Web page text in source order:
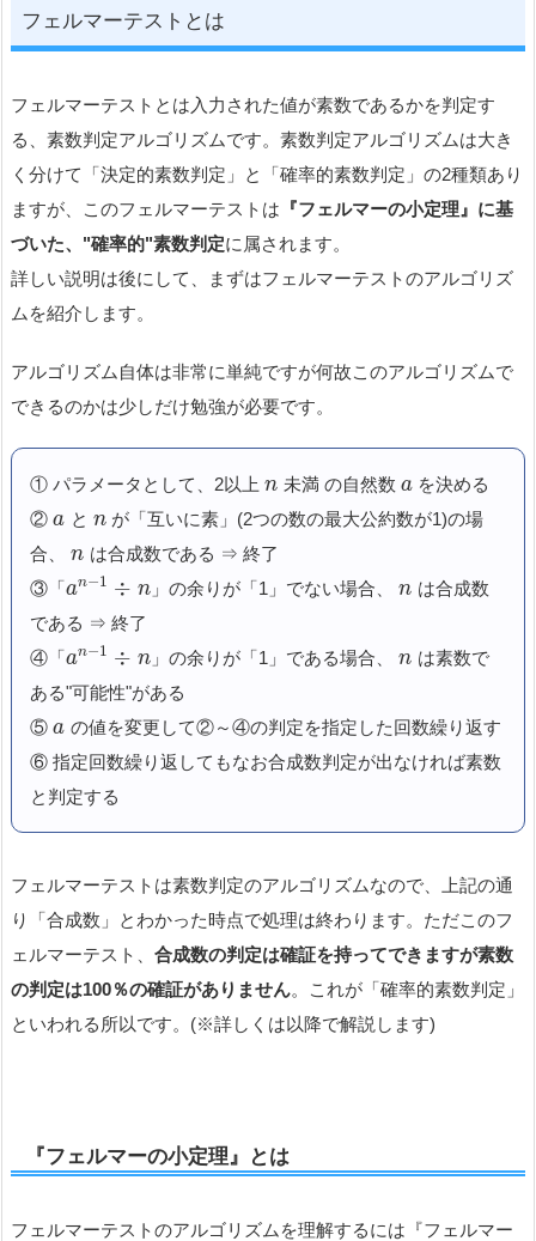
フェルマーテストとは
フェルマーテストとは入力された値が素数であるかを判定す
る、素数判定アルゴリズムです。素数判定アルゴリズムは大き
く分けて「決定的素数判定」と「確率的素数判定」の2種類あり
ますが、このフェルマーテストは 『フェルマーの小定理』に基
づいた、"確率的"素数判定に属されます。
詳しい説明は後にして、まずはフェルマーテストのアルゴリズ
ムを紹介します。
アルゴリズム自体は非常に単純ですが何故このアルゴリズムで
できるのかは少しだけ勉強が必要です。
① パラメータとして、2以上 n 未満 の自然数 a を決める
② a と n が「互いに素」(2つの数の最大公約数が1)の場
合、 n は合成数である ⇒ 終了
③「an−1 ÷ n 」の余りが「1」でない場合、n は合成数
である ⇒ 終了
④「an−1 ÷ n 」の余りが「1」である場合、n は素数で
ある"可能性"がある
⑤ a の値を変更して②～④の判定を指定した回数繰り返す
⑥ 指定回数繰り返してもなお合成数判定が出なければ素数
と判定する
フェルマーテストは素数判定のアルゴリズムなので、上記の通
り「合成数」とわかった時点で処理は終わります。ただこのフ
ェルマーテスト、 合成数の判定は確証を持ってできますが素数
の判定は100％の確証がありません。これが「確率的素数判定」
といわれる所以です。(※詳しくは以降で解説します)
『フェルマーの小定理』とは
フェルマーテストのアルゴリズムを理解するには『フェルマー